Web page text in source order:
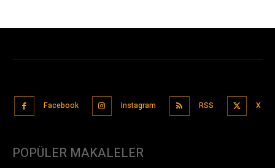
Facebook Instagram RSS X
POPÜLER MAKALELER